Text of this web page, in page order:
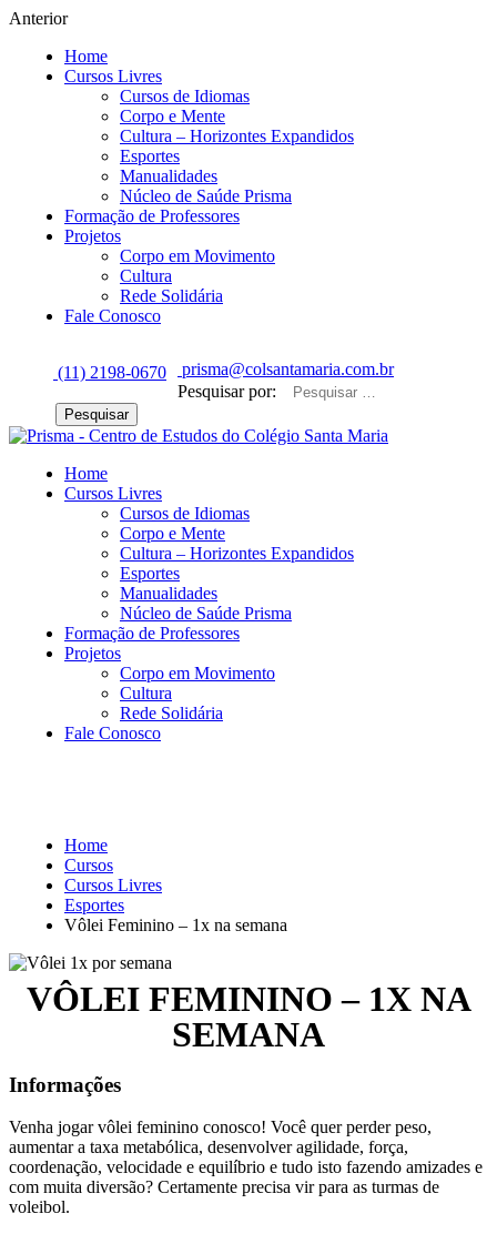
Anterior
Home
Cursos Livres
Cursos de Idiomas
Corpo e Mente
Cultura – Horizontes Expandidos
Esportes
Manualidades
Núcleo de Saúde Prisma
Formação de Professores
Projetos
Corpo em Movimento
Cultura
Rede Solidária
Fale Conosco
(11) 2198-0670
prisma@colsantamaria.com.br
Pesquisar por:
Home
Cursos Livres
Cursos de Idiomas
Corpo e Mente
Cultura – Horizontes Expandidos
Esportes
Manualidades
Núcleo de Saúde Prisma
Formação de Professores
Projetos
Corpo em Movimento
Cultura
Rede Solidária
Fale Conosco
Home
Cursos
Cursos Livres
Esportes
Vôlei Feminino – 1x na semana
VÔLEI FEMININO – 1X NA
SEMANA
Informações
Venha jogar vôlei feminino conosco! Você quer perder peso,
aumentar a taxa metabólica, desenvolver agilidade, força,
coordenação, velocidade e equilíbrio e tudo isto fazendo amizades e
com muita diversão? Certamente precisa vir para as turmas de
voleibol.